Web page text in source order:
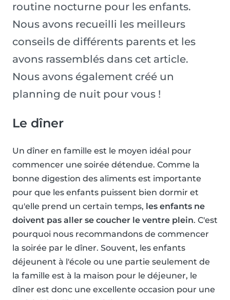
routine nocturne pour les enfants.
Nous avons recueilli les meilleurs
conseils de différents parents et les
avons rassemblés dans cet article.
Nous avons également créé un
planning de nuit pour vous !
Le dîner
Un dîner en famille est le moyen idéal pour
commencer une soirée détendue. Comme la
bonne digestion des aliments est importante
pour que les enfants puissent bien dormir et
qu'elle prend un certain temps, les enfants ne
doivent pas aller se coucher le ventre plein. C'est
pourquoi nous recommandons de commencer
la soirée par le dîner. Souvent, les enfants
déjeunent à l'école ou une partie seulement de
la famille est à la maison pour le déjeuner, le
dîner est donc une excellente occasion pour une